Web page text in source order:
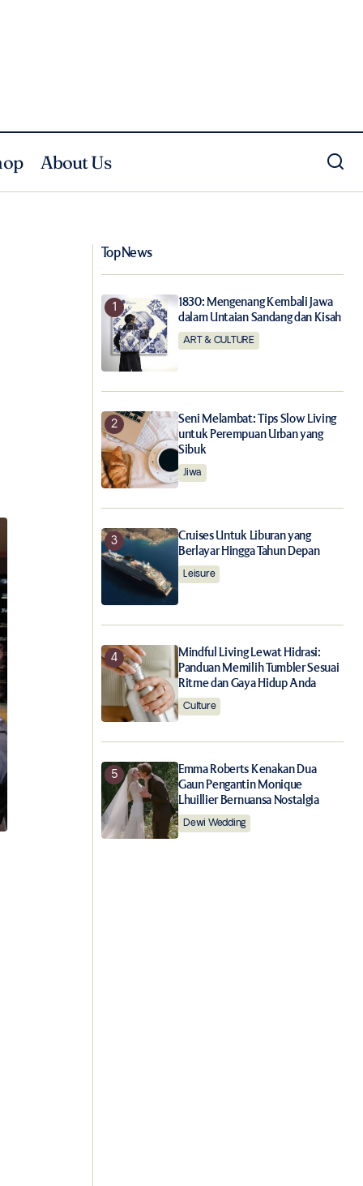
About Us
Top News
1830: Mengenang Kembali Jawa
dalam Untaian Sandang dan Kisah
ART & CULTURE
Seni Melambat: Tips Slow Living
untuk Perempuan Urban yang
Sibuk
Jiwa
Cruises Untuk Liburan yang
Berlayar Hingga Tahun Depan
Leisure
Mindful Living Lewat Hidrasi:
Panduan Memilih Tumbler Sesuai
Ritme dan Gaya Hidup Anda
Culture
Emma Roberts Kenakan Dua
Gaun Pengantin Monique
Lhuillier Bernuansa Nostalgia
Dewi Wedding